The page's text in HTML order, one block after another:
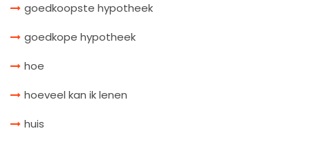
goedkoopste hypotheek
goedkope hypotheek
hoe
hoeveel kan ik lenen
huis